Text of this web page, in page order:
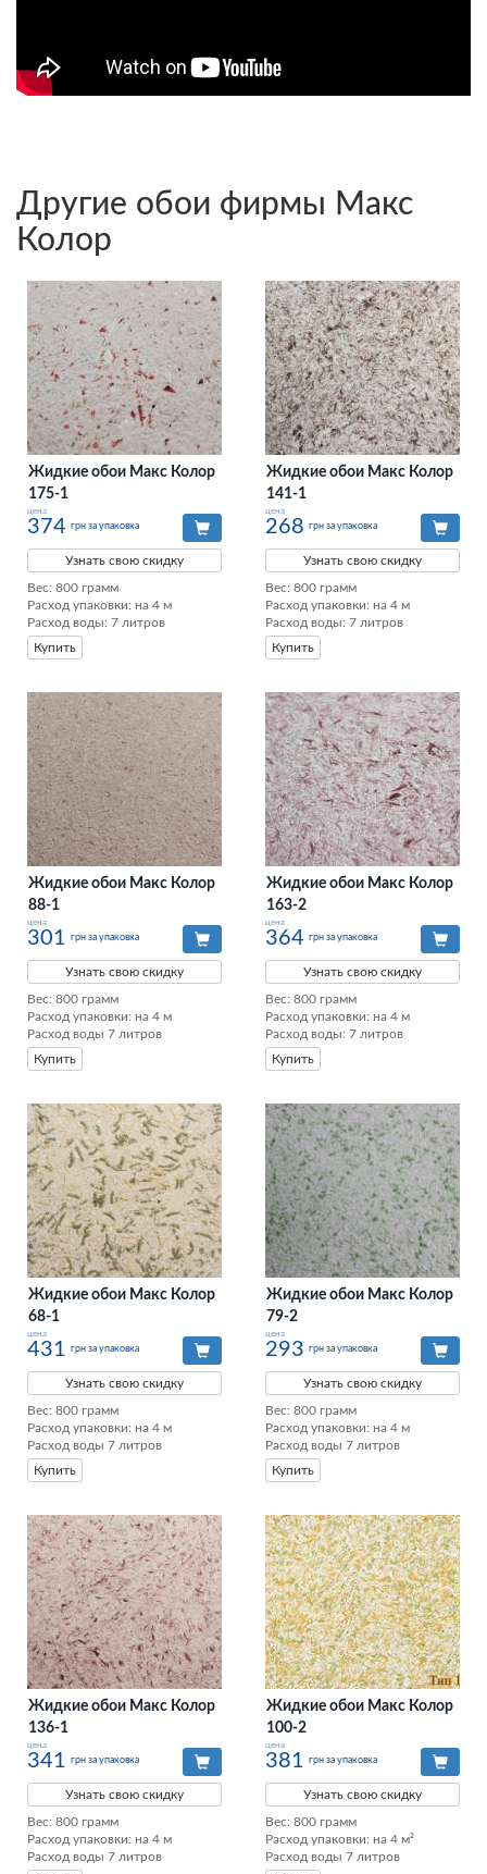
Другие обои фирмы Макс
Колор
Жидкие обои Макс Колор
175-1
цена
374 грн за упаковка
Узнать свою скидку
Вес: 800 грамм
Расход упаковки: на 4 м
Расход воды: 7 литров
Купить
Жидкие обои Макс Колор
141-1
цена
268 грн за упаковка
Узнать свою скидку
Вес: 800 грамм
Расход упаковки: на 4 м
Расход воды: 7 литров
Купить
Жидкие обои Макс Колор
88-1
цена
301 грн за упаковка
Узнать свою скидку
Вес: 800 грамм
Расход упаковки: на 4 м
Расход воды 7 литров
Купить
Жидкие обои Макс Колор
163-2
цена
364 грн за упаковка
Узнать свою скидку
Вес: 800 грамм
Расход упаковки: на 4 м
Расход воды: 7 литров
Купить
Жидкие обои Макс Колор
68-1
цена
431 грн за упаковка
Узнать свою скидку
Вес: 800 грамм
Расход упаковки: на 4 м
Расход воды 7 литров
Купить
Жидкие обои Макс Колор
79-2
цена
293 грн за упаковка
Узнать свою скидку
Вес: 800 грамм
Расход упаковки: на 4 м
Расход воды 7 литров
Купить
Жидкие обои Макс Колор
136-1
цена
341 грн за упаковка
Узнать свою скидку
Вес: 800 грамм
Расход упаковки: на 4 м
Расход воды 7 литров
Жидкие обои Макс Колор
100-2
цена
381 грн за упаковка
Узнать свою скидку
Вес: 800 грамм
Расход упаковки: на 4 м²
Расход воды 7 литров